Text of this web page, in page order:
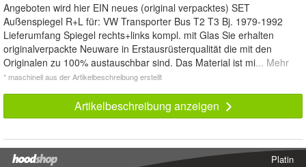
Angeboten wird hier EIN neues (original verpacktes) SET
Außenspiegel R+L für: VW Transporter Bus T2 T3 Bj. 1979-1992
Lieferumfang Spiegel rechts+links kompl. mit Glas Sie erhalten
originalverpackte Neuware in Erstausrüsterqualität die mit den
Originalen zu 100% austauschbar sind. Das Material ist mi... Mehr
* maschinell aus der Artikelbeschreibung erstellt
Artikelbeschreibung anzeigen
Platin